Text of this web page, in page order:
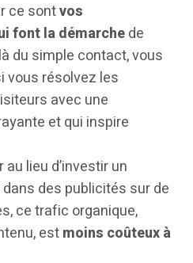
ce sontvos
font la démarchede
du simple contact, vous
vous résolvez les
avec une
et qui inspire
lieu d’investir un
des publicités sur de
ce trafic organique,
estmoins coûteux à